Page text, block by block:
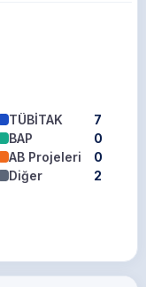
TÜBİTAK
7
BAP
0
AB Projeleri
0
Diğer
2